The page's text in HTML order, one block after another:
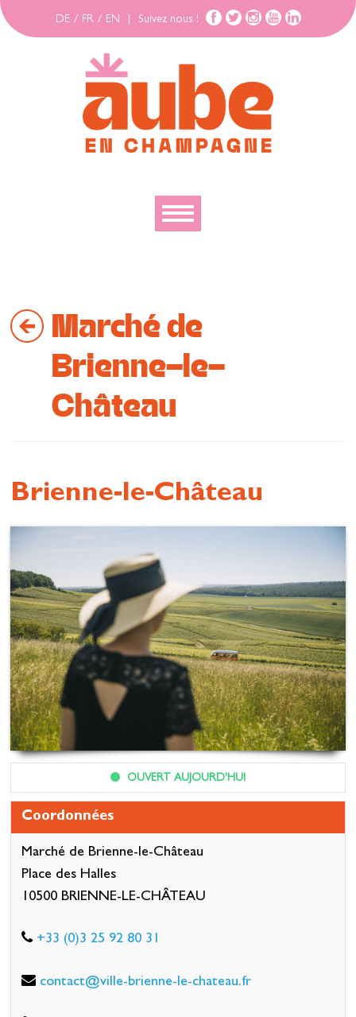
DE / FR / EN Suivez nous !
Bouger
Se loger
Se restaurer
S’inspirer
Marché de
Brienne-le-
Château
Brienne-le-Château
OUVERT AUJOURD'HUI
Coordonnées
Marché de Brienne-le-Château
Place des Halles
10500 BRIENNE-LE-CHÂTEAU
+33 (0)3 25 92 80 31
contact@ville-brienne-le-chateau.fr